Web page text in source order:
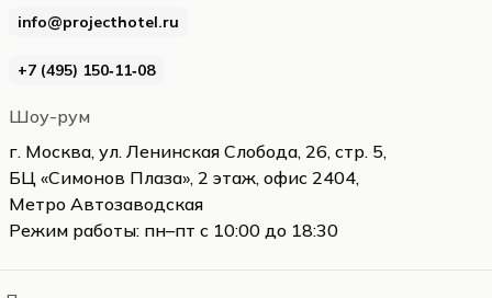
info@projecthotel.ru
+7 (495) 150‑11‑08
Шоу-рум
г. Москва, ул. Ленинская Слобода, 26, стр. 5,
БЦ «Симонов Плаза», 2 этаж, офис 2404,
Метро Автозаводская
Режим работы: пн–пт с 10:00 до 18:30